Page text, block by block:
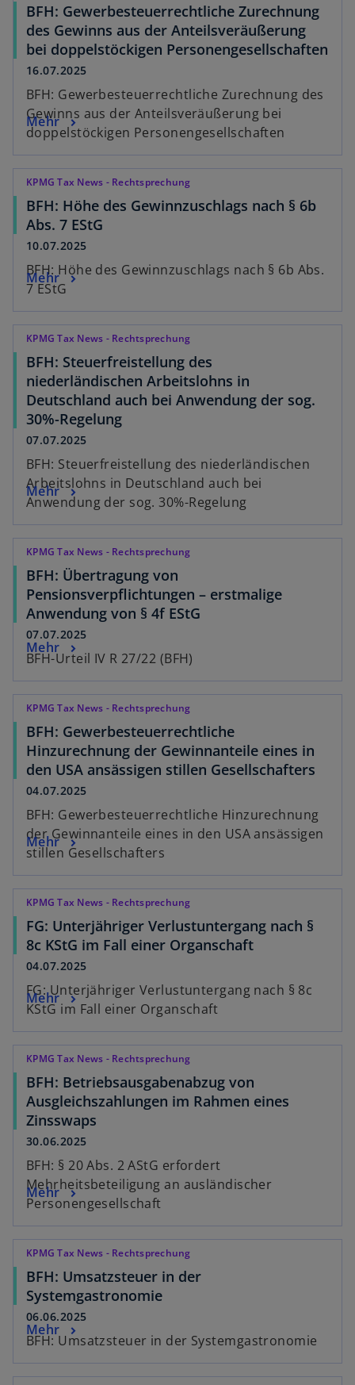
BFH: Gewerbesteuerrechtliche Zurechnung
des Gewinns aus der Anteilsveräußerung
bei doppelstöckigen Personengesellschaften
16.07.2025
BFH: Gewerbesteuerrechtliche Zurechnung des
Gewinns aus der Anteilsveräußerung bei
doppelstöckigen Personengesellschaften
Mehr
KPMG Tax News - Rechtsprechung
BFH: Höhe des Gewinnzuschlags nach § 6b
Abs. 7 EStG
10.07.2025
BFH: Höhe des Gewinnzuschlags nach § 6b Abs.
7 EStG
Mehr
KPMG Tax News - Rechtsprechung
BFH: Steuerfreistellung des
niederländischen Arbeitslohns in
Deutschland auch bei Anwendung der sog.
30%-Regelung
07.07.2025
BFH: Steuerfreistellung des niederländischen
Arbeitslohns in Deutschland auch bei
Anwendung der sog. 30%-Regelung
Mehr
KPMG Tax News - Rechtsprechung
BFH: Übertragung von
Pensionsverpflichtungen – erstmalige
Anwendung von § 4f EStG
07.07.2025
BFH-Urteil IV R 27/22 (BFH)
Mehr
KPMG Tax News - Rechtsprechung
BFH: Gewerbesteuerrechtliche
Hinzurechnung der Gewinnanteile eines in
den USA ansässigen stillen Gesellschafters
04.07.2025
BFH: Gewerbesteuerrechtliche Hinzurechnung
der Gewinnanteile eines in den USA ansässigen
stillen Gesellschafters
Mehr
KPMG Tax News - Rechtsprechung
FG: Unterjähriger Verlustuntergang nach §
8c KStG im Fall einer Organschaft
04.07.2025
FG: Unterjähriger Verlustuntergang nach § 8c
KStG im Fall einer Organschaft
Mehr
KPMG Tax News - Rechtsprechung
BFH: Betriebsausgabenabzug von
Ausgleichszahlungen im Rahmen eines
Zinsswaps
30.06.2025
BFH: § 20 Abs. 2 AStG erfordert
Mehrheitsbeteiligung an ausländischer
Personengesellschaft
Mehr
KPMG Tax News - Rechtsprechung
BFH: Umsatzsteuer in der
Systemgastronomie
06.06.2025
BFH: Umsatzsteuer in der Systemgastronomie
Mehr